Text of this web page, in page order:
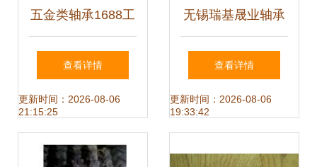
五金类轴承1688工
厂实拍图企业站详
情页——品质看得
见，专业铸未来
查看详情
更新时间：2026-08-06
21:15:25
无锡瑞基晟业轴承
贸易 以高品质轴承
赋能工业未来
查看详情
更新时间：2026-08-06
19:33:42